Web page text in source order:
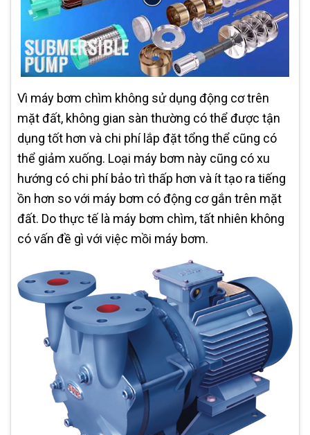
Vì máy bơm chìm không sử dụng động cơ trên
mặt đất, không gian sàn thường có thể được tận
dụng tốt hơn và chi phí lắp đặt tổng thể cũng có
thể giảm xuống. Loại máy bơm này cũng có xu
hướng có chi phí bảo trì thấp hơn và ít tạo ra tiếng
ồn hơn so với máy bơm có động cơ gắn trên mặt
đất. Do thực tế là máy bơm chìm, tất nhiên không
có vấn đề gì với việc mồi máy bơm.